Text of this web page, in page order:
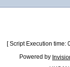
[ Script Execution
Powered by